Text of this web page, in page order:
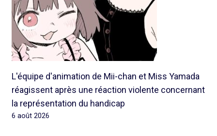
L'équipe d'animation de Mii-chan et Miss Yamada
réagissent après une réaction violente concernant
la représentation du handicap
6 août 2026